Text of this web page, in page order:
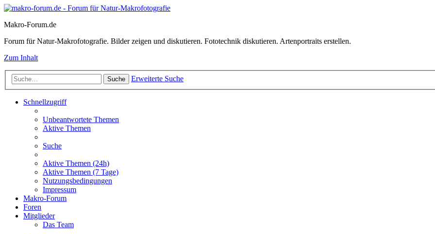
Makro-Forum.de
Forum für Natur-Makrofotografie. Bilder zeigen und diskutieren. Fototechnik diskutieren. Artenportraits erstellen.
Zum Inhalt
Suche Erweiterte Suche
Schnellzugriff
Unbeantwortete Themen
Aktive Themen
Suche
Aktive Themen (24h)
Aktive Themen (7 Tage)
Nutzungsbedingungen
Impressum
Makro-Forum
Foren
Mitglieder
Das Team